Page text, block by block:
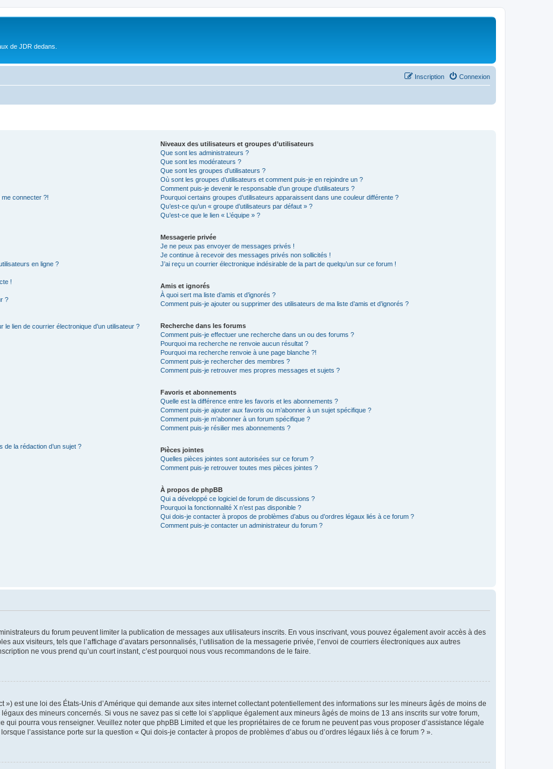
de JDR dedans.
Connexion
Inscription
me connecter ?!
en ligne ?
!
?
le lien de courrier électronique d’un utilisateur ?
de la rédaction d’un sujet ?
Niveaux des utilisateurs et groupes d’utilisateurs
Que sont les administrateurs ?
Que sont les modérateurs ?
Que sont les groupes d’utilisateurs ?
Où sont les groupes d’utilisateurs et comment puis-je en rejoindre un ?
Comment puis-je devenir le responsable d’un groupe d’utilisateurs ?
Pourquoi certains groupes d’utilisateurs apparaissent dans une couleur différente ?
Qu’est-ce qu’un « groupe d’utilisateurs par défaut » ?
Qu’est-ce que le lien « L’équipe » ?
Messagerie privée
Je ne peux pas envoyer de messages privés !
Je continue à recevoir des messages privés non sollicités !
J’ai reçu un courrier électronique indésirable de la part de quelqu’un sur ce forum !
Amis et ignorés
À quoi sert ma liste d’amis et d’ignorés ?
Comment puis-je ajouter ou supprimer des utilisateurs de ma liste d’amis et d’ignorés ?
Recherche dans les forums
Comment puis-je effectuer une recherche dans un ou des forums ?
Pourquoi ma recherche ne renvoie aucun résultat ?
Pourquoi ma recherche renvoie à une page blanche ?!
Comment puis-je rechercher des membres ?
Comment puis-je retrouver mes propres messages et sujets ?
Favoris et abonnements
Quelle est la différence entre les favoris et les abonnements ?
Comment puis-je ajouter aux favoris ou m’abonner à un sujet spécifique ?
Comment puis-je m’abonner à un forum spécifique ?
Comment puis-je résilier mes abonnements ?
Pièces jointes
Quelles pièces jointes sont autorisées sur ce forum ?
Comment puis-je retrouver toutes mes pièces jointes ?
À propos de phpBB
Qui a développé ce logiciel de forum de discussions ?
Pourquoi la fonctionnalité X n’est pas disponible ?
Qui dois-je contacter à propos de problèmes d’abus ou d’ordres légaux liés à ce forum ?
Comment puis-je contacter un administrateur du forum ?
du forum peuvent limiter la publication de messages aux utilisateurs inscrits. En vous inscrivant, vous pouvez également avoir accès à des
aux visiteurs, tels que l’affichage d’avatars personnalisés, l’utilisation de la messagerie privée, l’envoi de courriers électroniques aux autres
ne vous prend qu’un court instant, c’est pourquoi nous vous recommandons de le faire.
») est une loi des États-Unis d’Amérique qui demande aux sites internet collectant potentiellement des informations sur les mineurs âgés de moins de
des mineurs concernés. Si vous ne savez pas si cette loi s’applique également aux mineurs âgés de moins de 13 ans inscrits sur votre forum,
pourra vous renseigner. Veuillez noter que phpBB Limited et que les propriétaires de ce forum ne peuvent pas vous proposer d’assistance légale
l’assistance porte sur la question « Qui dois-je contacter à propos de problèmes d’abus ou d’ordres légaux liés à ce forum ? ».